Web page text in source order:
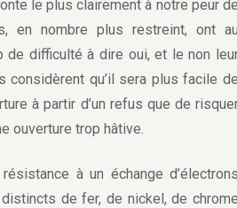
le plus clairement à notre peur
en nombre plus restreint, ont
de difficulté à dire oui, et le non
considèrent qu’il sera plus facile
à partir d’un refus que de
ouverture trop hâtive.
à un échange
de fer, de nickel, de